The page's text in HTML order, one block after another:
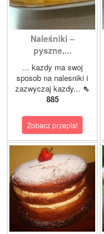
Naleśniki –
pyszne,...
… kazdy ma swoj
sposob na nalesniki i
zazwyczaj kazdy... ⇖
885
Zobacz przepis!